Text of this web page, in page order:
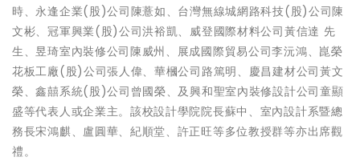
時、永逢企業(股)公司陳薏如、台灣無線城網路科技(股)公司陳
文彬、冠軍興業(股)公司洪裕凱、威登國際材料公司黃信達 先
生、昱琦室內裝修公司陳威州、展成國際貿易公司李沅鴻、崑榮
花板工廠(股)公司張人偉、華槶公司路篤明、慶昌建材公司黃文
榮、鑫囍系統(股)公司曾國榮、及興和聖室內裝修設計公司童顯
盛等代表人或企業主。該校設計學院院長蘇中、室內設計系暨總
務長宋鴻麒、盧圓華、紀順堂、許正旺等多位教授群等亦出席觀
禮。